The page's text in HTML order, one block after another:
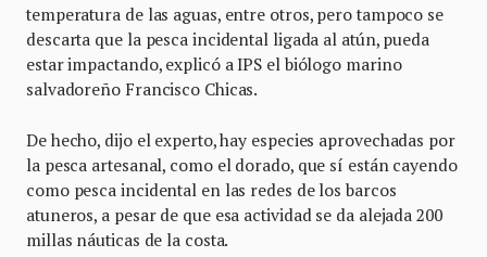
temperatura de las aguas, entre otros, pero tampoco se
descarta que la pesca incidental ligada al atún, pueda
estar impactando, explicó a IPS el biólogo marino
salvadoreño Francisco Chicas.
De hecho, dijo el experto, hay especies aprovechadas por
la pesca artesanal, como el dorado, que sí están cayendo
como pesca incidental en las redes de los barcos
atuneros, a pesar de que esa actividad se da alejada 200
millas náuticas de la costa.